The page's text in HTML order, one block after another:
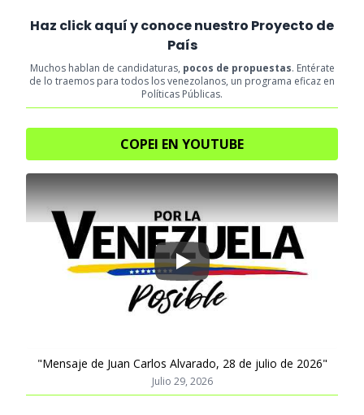
Haz click aquí y conoce nuestro Proyecto de
País
Muchos hablan de candidaturas, pocos de propuestas. Entérate
de lo traemos para todos los venezolanos, un programa eficaz en
Políticas Públicas.
COPEI EN YOUTUBE
Play
"Mensaje de Juan Carlos Alvarado, 28 de julio de 2026"
Julio 29, 2026